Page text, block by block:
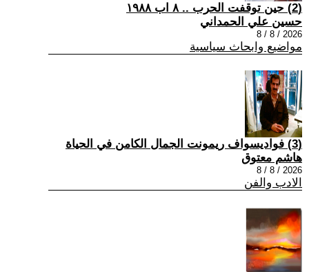
(2) حين توقفت الحرب .. ٨ اب ١٩٨٨
حسين علي الحمداني
2026 / 8 / 8
مواضيع وابحاث سياسية
(3) فواديسواف ريمونت الجمال الكامن في الحياة
هاشم معتوق
2026 / 8 / 8
الادب والفن